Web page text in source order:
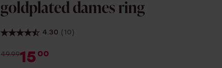
goldplated dames ring
4.30 (10)
49.9915 00